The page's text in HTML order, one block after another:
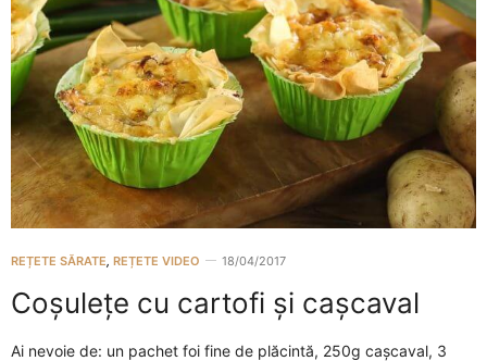
REȚETE SĂRATE, REȚETE VIDEO 18/04/2017
Coșulețe cu cartofi și cașcaval
Ai nevoie de: un pachet foi fine de plăcintă, 250g cașcaval, 3